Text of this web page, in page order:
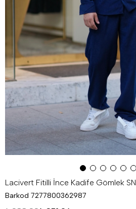
Lacivert Fitilli İnce Kadife Gömlek
Barkod 7277800362987